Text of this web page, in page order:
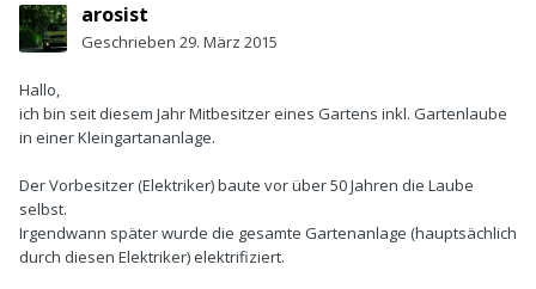
arosist
Geschrieben 29. März 2015
Hallo,
ich bin seit diesem Jahr Mitbesitzer eines Gartens inkl. Gartenlaube
in einer Kleingartananlage.
Der Vorbesitzer (Elektriker) baute vor über 50 Jahren die Laube
selbst.
Irgendwann später wurde die gesamte Gartenanlage (hauptsächlich
durch diesen Elektriker) elektrifiziert.